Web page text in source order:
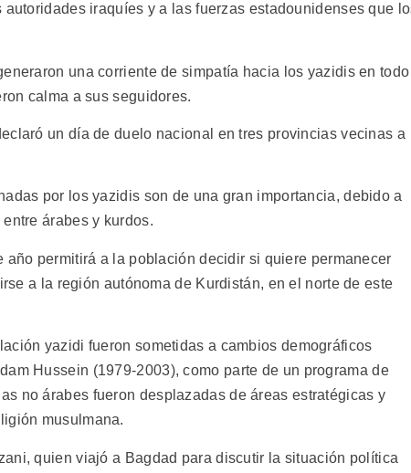
iraquíes y a las fuerzas estadounidenses que
una corriente de simpatía hacia los yazidis en todo
calma a sus seguidores.
un día de duelo nacional en tres provincias vecinas a
por los yazidis son de una gran importancia, debido a
árabes y kurdos.
año permitirá a la población decidir si quiere permanecer
a la región autónoma de Kurdistán, en el norte de este
yazidi fueron sometidas a cambios demográficos
Hussein (1979-2003), como parte de un programa de
no árabes fueron desplazadas de áreas estratégicas y
musulmana.
quien viajó a Bagdad para discutir la situación política